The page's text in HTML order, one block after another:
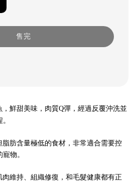
售完
鮮甜美味，肉質Q彈，經過反覆沖洗並
肪含量極低的食材，非常適合需要控
物。
維持、組織修復，和毛髮健康都有正